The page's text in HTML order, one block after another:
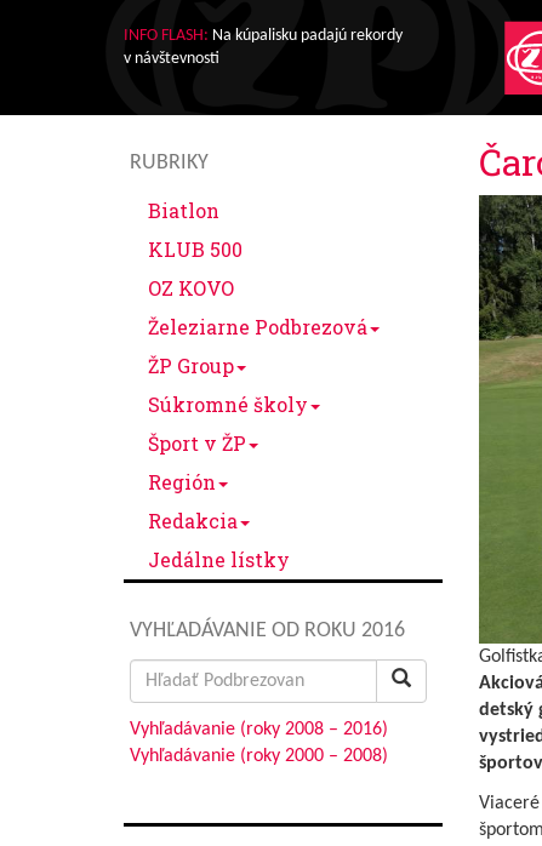
INFO FLASH: Na kúpalisku padajú rekordy
v návštevnosti
RUBRIKY
Biatlon
KLUB 500
OZ KOVO
Železiarne Podbrezová
ŽP Group
Súkromné školy
Šport v ŽP
Región
Redakcia
Jedálne lístky
VYHĽADÁVANIE OD ROKU 2016
Search
for:
Vyhľadávanie (roky 2008 – 2016)
Vyhľadávanie (roky 2000 – 2008)
detský